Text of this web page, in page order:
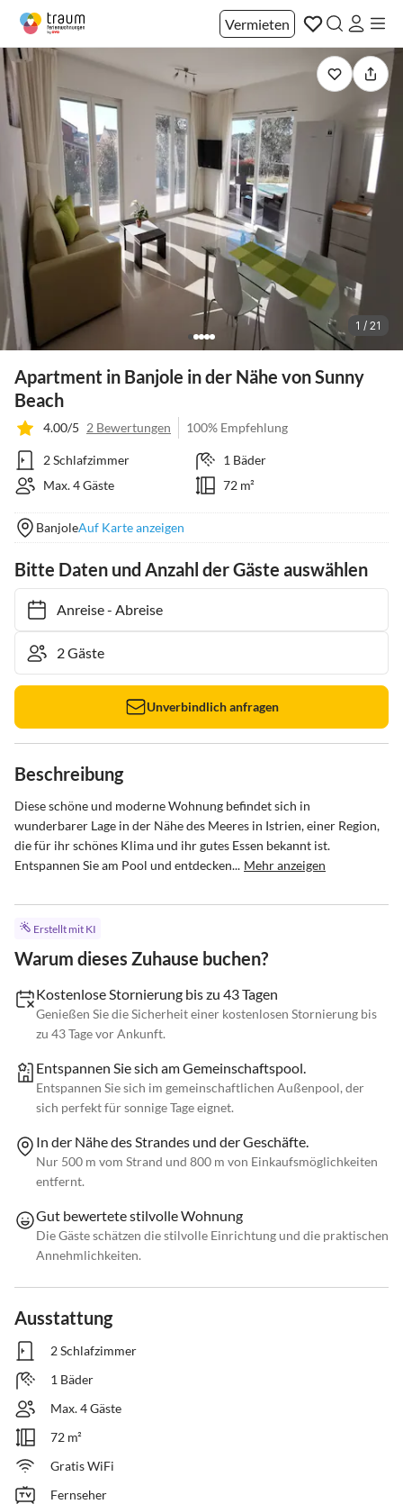
Vermieten
1 / 21
Apartment in Banjole in der Nähe von Sunny
Beach
4.00/5 2 Bewertungen 100% Empfehlung
2 Schlafzimmer
1 Bäder
Max. 4 Gäste
72 m²
BanjoleAuf Karte anzeigen
Bitte Daten und Anzahl der Gäste auswählen
Anreise- Abreise
Unverbindlich anfragen
Beschreibung
Diese schöne und moderne Wohnung befindet sich in
wunderbarer Lage in der Nähe des Meeres in Istrien, einer Region,
die für ihr schönes Klima und ihr gutes Essen bekannt ist.
Entspannen Sie am Pool und entdecken... Mehr anzeigen
Erstellt mit KI
Warum dieses Zuhause buchen?
Kostenlose Stornierung bis zu 43 Tagen
Genießen Sie die Sicherheit einer kostenlosen Stornierung bis
zu 43 Tage vor Ankunft.
Entspannen Sie sich am Gemeinschaftspool.
Entspannen Sie sich im gemeinschaftlichen Außenpool, der
sich perfekt für sonnige Tage eignet.
In der Nähe des Strandes und der Geschäfte.
Nur 500 m vom Strand und 800 m von Einkaufsmöglichkeiten
entfernt.
Gut bewertete stilvolle Wohnung
Die Gäste schätzen die stilvolle Einrichtung und die praktischen
Annehmlichkeiten.
Ausstattung
2 Schlafzimmer
1 Bäder
Max. 4 Gäste
72 m²
Gratis WiFi
Fernseher